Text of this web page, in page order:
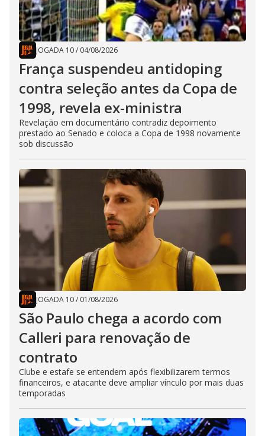
JOGADA 10/ 04/08/2026
França suspendeu antidoping
contra seleção antes da Copa de
1998, revela ex-ministra
Revelação em documentário contradiz depoimento
prestado ao Senado e coloca a Copa de 1998 novamente
sob discussão
JOGADA 10/ 01/08/2026
São Paulo chega a acordo com
Calleri para renovação de
contrato
Clube e estafe se entendem após flexibilizarem termos
financeiros, e atacante deve ampliar vínculo por mais duas
temporadas